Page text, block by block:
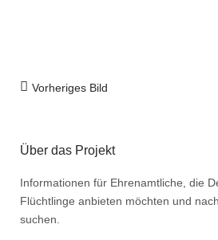
Vorheriges Bild
Über das Projekt
Informationen für Ehrenamtliche, die
Flüchtlinge anbieten möchten und
suchen.